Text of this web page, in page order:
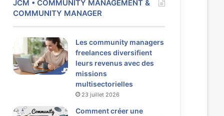
JCM • COMMUNITY MANAGEMENT &
COMMUNITY MANAGER
Les community managers
freelances diversifient
leurs revenus avec des
missions
multisectorielles
23 juillet 2026
Comment créer une